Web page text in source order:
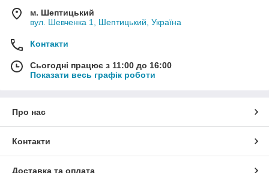
м. Шептицький
вул. Шевченка 1, Шептицький, Україна
Контакти
Сьогодні працює з 11:00 до 16:00
Показати весь графік роботи
Про нас
Контакти
Доставка та оплата